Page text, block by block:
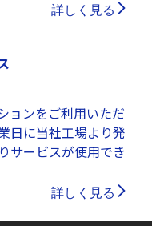
詳しく見る
ョンをご利用いただ
日に当社工場より発
サービスが使用でき
詳しく見る